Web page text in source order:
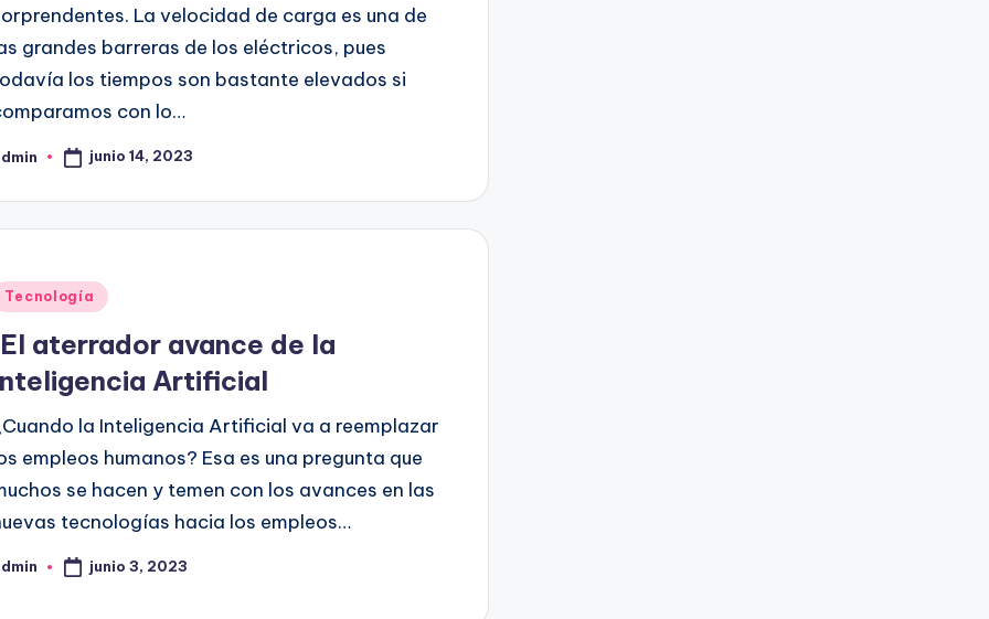
La velocidad de carga es una de
grandes barreras de los eléctricos, pues
los tiempos son bastante elevados si
con lo…
junio 14, 2023
Tecnología
aterrador avance de la
Artificial
la Inteligencia Artificial va a reemplazar
empleos humanos? Esa es una pregunta que
se hacen y temen con los avances en las
tecnologías hacia los empleos…
junio 3, 2023